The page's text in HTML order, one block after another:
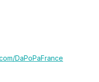
DaPoPaFrance